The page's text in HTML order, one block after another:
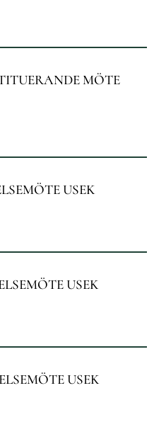
MÖTE
USEK
USEK
USEK